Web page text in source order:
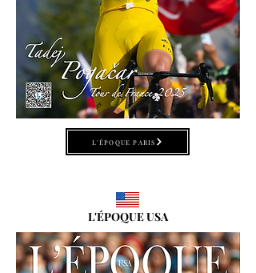
L'ÉPOQUE PARIS
L'ÉPOQUE USA